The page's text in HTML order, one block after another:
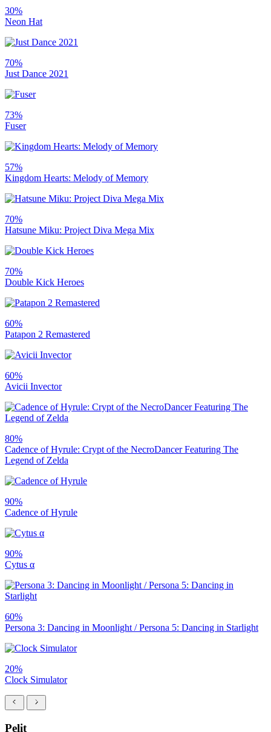
30%
Neon Hat
70%
Just Dance 2021
73%
Fuser
57%
Kingdom Hearts: Melody of Memory
70%
Hatsune Miku: Project Diva Mega Mix
70%
Double Kick Heroes
60%
Patapon 2 Remastered
60%
Avicii Invector
80%
Cadence of Hyrule: Crypt of the NecroDancer Featuring The
Legend of Zelda
90%
Cadence of Hyrule
90%
Cytus α
60%
Persona 3: Dancing in Moonlight / Persona 5: Dancing in Starlight
20%
Clock Simulator
Pelit